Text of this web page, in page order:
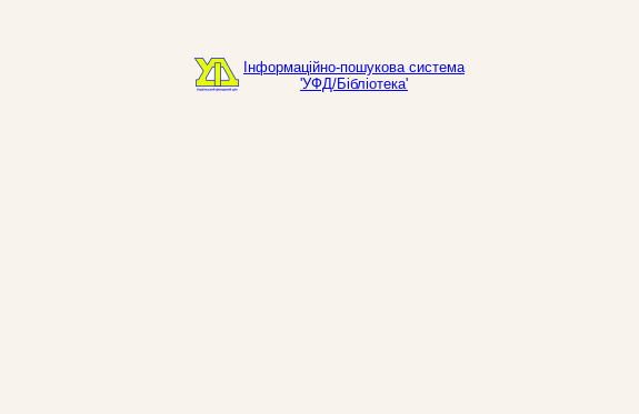
Інформаційно-пошукова система
'УФД/Бібліотека'